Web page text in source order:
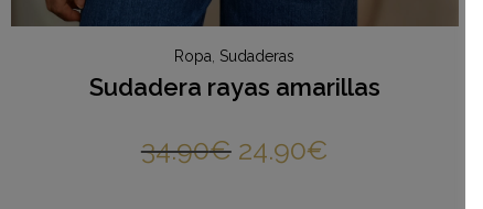
Ropa Sudaderas
Sudadera rayas amarillas
34.90€ 24.90€